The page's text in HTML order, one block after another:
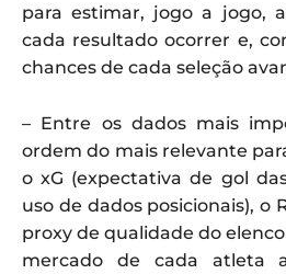
para estimar, jogo a jogo,
cada resultado ocorrer e,
chances de cada seleção
– Entre os dados mais
ordem do mais relevante
o xG (expectativa de gol
uso de dados posicionais), o
proxy de qualidade do
mercado de cada atleta